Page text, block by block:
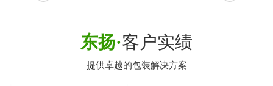
东扬·客户实绩
提供卓越的包装解决方案